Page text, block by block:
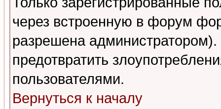
через встроенную в форум
разрешена
предотвратить
пользователями.
Вернуться к началу